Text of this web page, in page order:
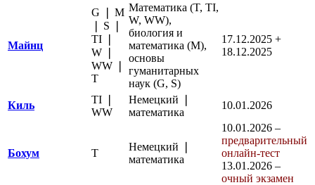
Майнц
G ❘ M
❘ S ❘
TI ❘
W ❘
WW ❘
Т
Математика (T, TI,
W, WW),
биология и
математика (М),
основы
гуманитарных
наук (G, S)
17.12.2025 +
18.12.2025
Киль
TI ❘
WW
Немецкий ❘
математика
10.01.2026
Бохум Т
Немецкий ❘
математика
10.01.2026 –
предварительный
онлайн-тест
13.01.2026 –
очный экзамен